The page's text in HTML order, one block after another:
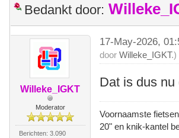
Bedankt door:
Willeke_IGKT
Moderator
Berichten: 3.090
17-May-2026,
doorWilleke_IGKT.)
Dat is dus nu
Voornaamste
20" en knik-kantel